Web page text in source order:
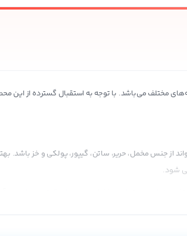
مختلف می‌باشد. با توجه به استقبال گسترده از این
از جنس مخمل، حریر، ساتن، گیپور، پولکی و خز باشد.
شود.
نمایید، بهتر است فقط در مراسمات کوتاه و خاصی از آن